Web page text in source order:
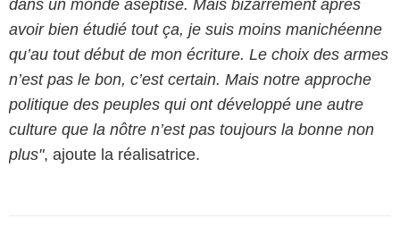
dans un monde aseptisé. Mais bizarrement après
avoir bien étudié tout ça, je suis moins manichéenne
qu’au tout début de mon écriture. Le choix des armes
n’est pas le bon, c’est certain. Mais notre approche
politique des peuples qui ont développé une autre
culture que la nôtre n’est pas toujours la bonne non
plus", ajoute la réalisatrice.